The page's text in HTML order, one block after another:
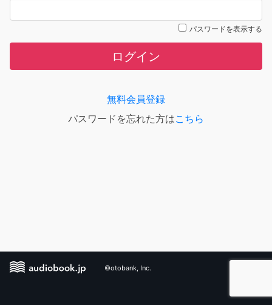
パスワードを表示する
ログイン
無料会員登録
パスワードを忘れた方はこちら
©otobank, Inc.